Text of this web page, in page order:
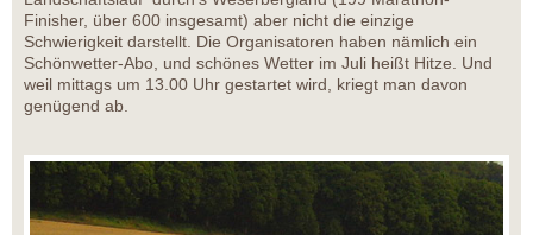
Finisher, über 600 insgesamt) aber nicht die einzige
Schwierigkeit darstellt. Die Organisatoren haben nämlich ein
Schönwetter-Abo, und schönes Wetter im Juli heißt Hitze. Und
weil mittags um 13.00 Uhr gestartet wird, kriegt man davon
genügend ab.